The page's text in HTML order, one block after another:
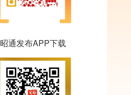
昭通发布APP下载